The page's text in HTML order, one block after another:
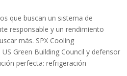
que buscan un sistema de
responsable y un rendimiento
más. SPX Cooling
Green Building Council y defensor
perfecta: refrigeración